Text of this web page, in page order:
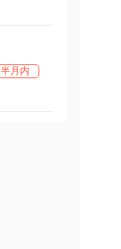
半月内